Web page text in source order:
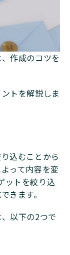
作成のコツを
トを解説しま
込むことから
って内容を変
ットを絞り込
きます。
以下の2つで